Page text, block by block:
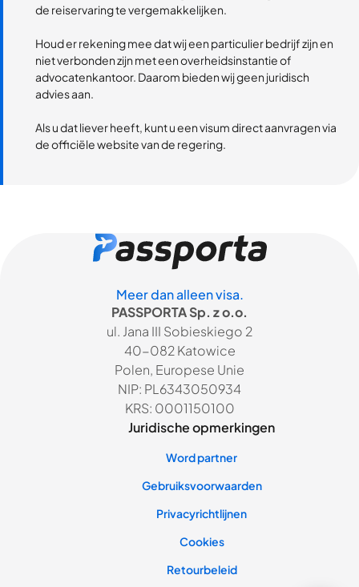
de reiservaring te vergemakkelijken.
Houd er rekening mee dat wij een particulier bedrijf zijn en
niet verbonden zijn met een overheidsinstantie of
advocatenkantoor. Daarom bieden wij geen juridisch
advies aan.
Als u dat liever heeft, kunt u een visum direct aanvragen via
de officiële website van de regering.
Meer dan alleen visa.
PASSPORTA Sp. z o.o.
ul. Jana III Sobieskiego 2
40-082 Katowice
Polen, Europese Unie
NIP: PL6343050934
KRS: 0001150100
Juridische opmerkingen
Word partner
Gebruiksvoorwaarden
Privacyrichtlijnen
Cookies
Retourbeleid